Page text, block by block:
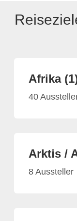
Afrika
40
Arktis /
8 Aussteller